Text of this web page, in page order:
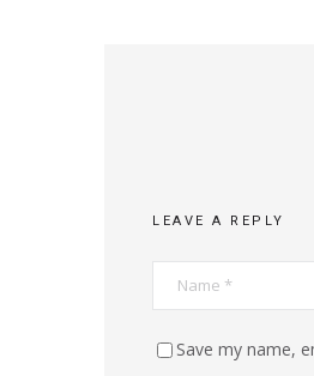
LEAVE A REPLY
Save my name,